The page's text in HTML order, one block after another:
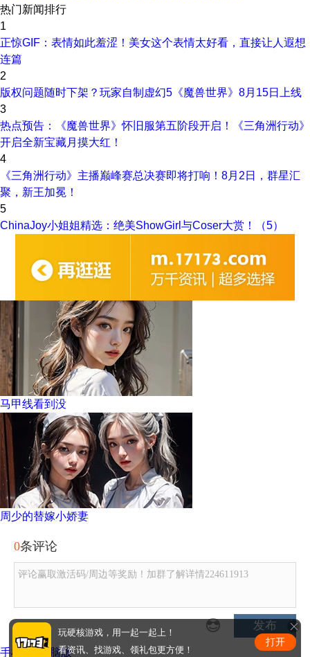
热门新闻排行
1
正惊GIF：表情如此羞涩！美女这个表情太好看，直接让人遐想
连篇
2
版权问题随时下架？玩家自制虚幻5《魔兽世界》8月15日上线
3
热点预告：《魔兽世界》怀旧服第五阶段开启！《三角洲行动》
开启全新宝藏月摸大红！
4
《三角洲行动》主播巅峰赛总决赛即将打响！8月2日，群星汇
聚，新王加冕！
5
ChinaJoy小姐姐精选：绝美ShowGirl与Coser大赏！（5）
马甲线看到没
周少的替嫁小娇妻
0条评论
评论赢取激活码/周边等奖励！加群了解详情224611913
发布
手机版 电脑版
玩硬核游戏，用一起一起上！
看资讯、找游戏、领礼包更方便！
打开